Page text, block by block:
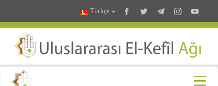
Türkçe